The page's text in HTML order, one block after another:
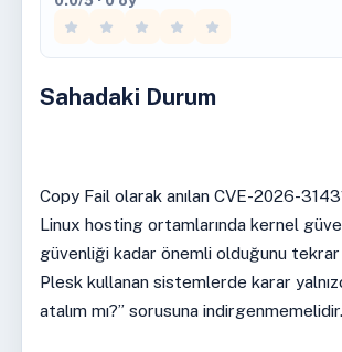
Sahadaki Durum
Copy Fail olarak anılan CVE-2026-
Linux hosting ortamlarında kernel
güvenliği kadar önemli olduğunu tekrar
Plesk kullanan sistemlerde karar
atalım mı?” sorusuna indirgenmemelidir.